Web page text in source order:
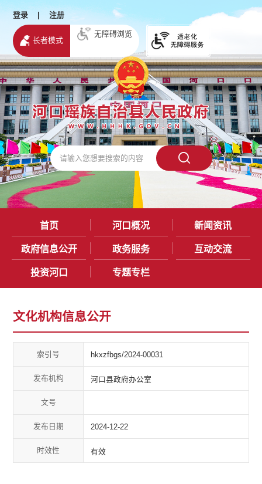
登录 | 注册
长者模式
无障碍浏览
首页 河口概况 新闻资讯
政府信息公开 政务服务 互动交流
投资河口 专题专栏
文化机构信息公开
索引号 hkxzfbgs/2024-00031
发布机构 河口县政府办公室
文号
发布日期 2024-12-22
时效性 有效